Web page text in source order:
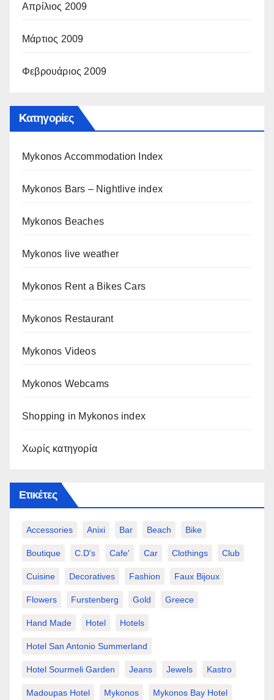
Απρίλιος 2009
Μάρτιος 2009
Φεβρουάριος 2009
Kατηγορίες
Mykonos Accommodation Index
Mykonos Bars – Nightlive index
Mykonos Beaches
Mykonos live weather
Mykonos Rent a Bikes Cars
Mykonos Restaurant
Mykonos Videos
Mykonos Webcams
Shopping in Mykonos index
Χωρίς κατηγορία
Ετικέτες
Accessories Anixi Bar Beach Bike
Boutique C.d's Cafe' Car Clothings Club
Cuisine Decoratives Fashion Faux Bijoux
Flowers Furstenberg Gold Greece
Hand Made Hotel Hotels
Hotel San Antonio Summerland
Hotel Sourmeli Garden Jeans Jewels Kastro
Madoupas Hotel Mykonos Mykonos Bay Hotel